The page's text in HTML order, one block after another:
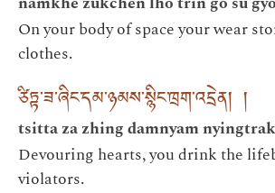
On your body of space your wear
clothes.
ཙིཏྟ་ཟ་ཞིང་དམ་ཉམས་སྙིང་ཁྲག་འདྲེན། །
tsitta za zhing damnyam
Devouring hearts, you drink the
violators.